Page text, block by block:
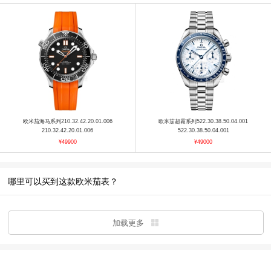
欧米茄海马系列210.32.42.20.01.006
210.32.42.20.01.006
¥49900
欧米茄超霸系列522.30.38.50.04.001
522.30.38.50.04.001
¥49000
哪里可以买到这款欧米茄表？
加载更多